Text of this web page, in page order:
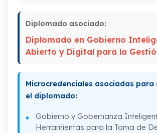
Administración Pública
V. Desburocratización del
del Gobierno Digital
VI. Innovación gubernamental
abierto
Diplomado asociado:
Diplomado en Gobierno
Abierto y Digital para la
Microcredenciales asociadas
el diplomado:
Gobierno y Gobernanza
Herramientas para la Toma de